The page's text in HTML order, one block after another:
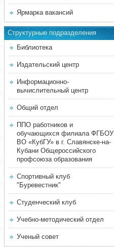
Ярмарка вакансий
Структурные подразделения
Библиотека
Издательский центр
Информационно-
вычислительный центр
Общий отдел
ППО работников и
обучающихся филиала ФГБОУ
ВО «КубГУ» в г. Славянске-на-
Кубани Общероссийского
профсоюза образования
Спортивный клуб
"Буревестник"
Студенческий клуб
Учебно-методический отдел
Ученый совет